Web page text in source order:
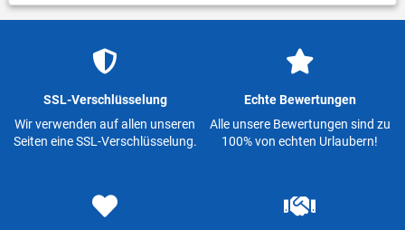
SSL-Verschlüsselung
Wir verwenden auf allen unseren
Seiten eine SSL-Verschlüsselung.
Echte Bewertungen
Alle unsere Bewertungen sind zu
100% von echten Urlaubern!